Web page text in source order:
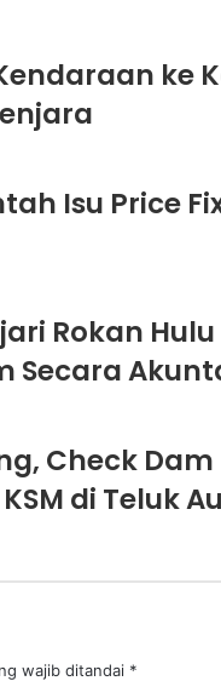
ke
Isu Price
Rokan
Secara
Check Dam
di Teluk
wajib ditandai *